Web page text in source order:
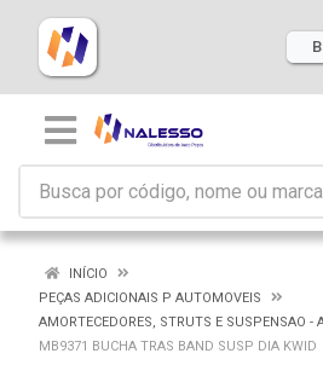
INÍCIO
PEÇAS ADICIONAIS P AUTOMOVEIS
AMORTECEDORES, STRUTS E SUSPENSAO -
MB9371 BUCHA TRAS BAND SUSP DIA KWID